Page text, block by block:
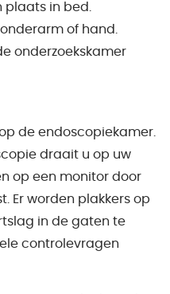
plaats in bed.
of hand.
onderzoekskamer
de endoscopiekamer.
draait u op uw
op een monitor door
Er worden plakkers op
in de gaten te
controlevragen